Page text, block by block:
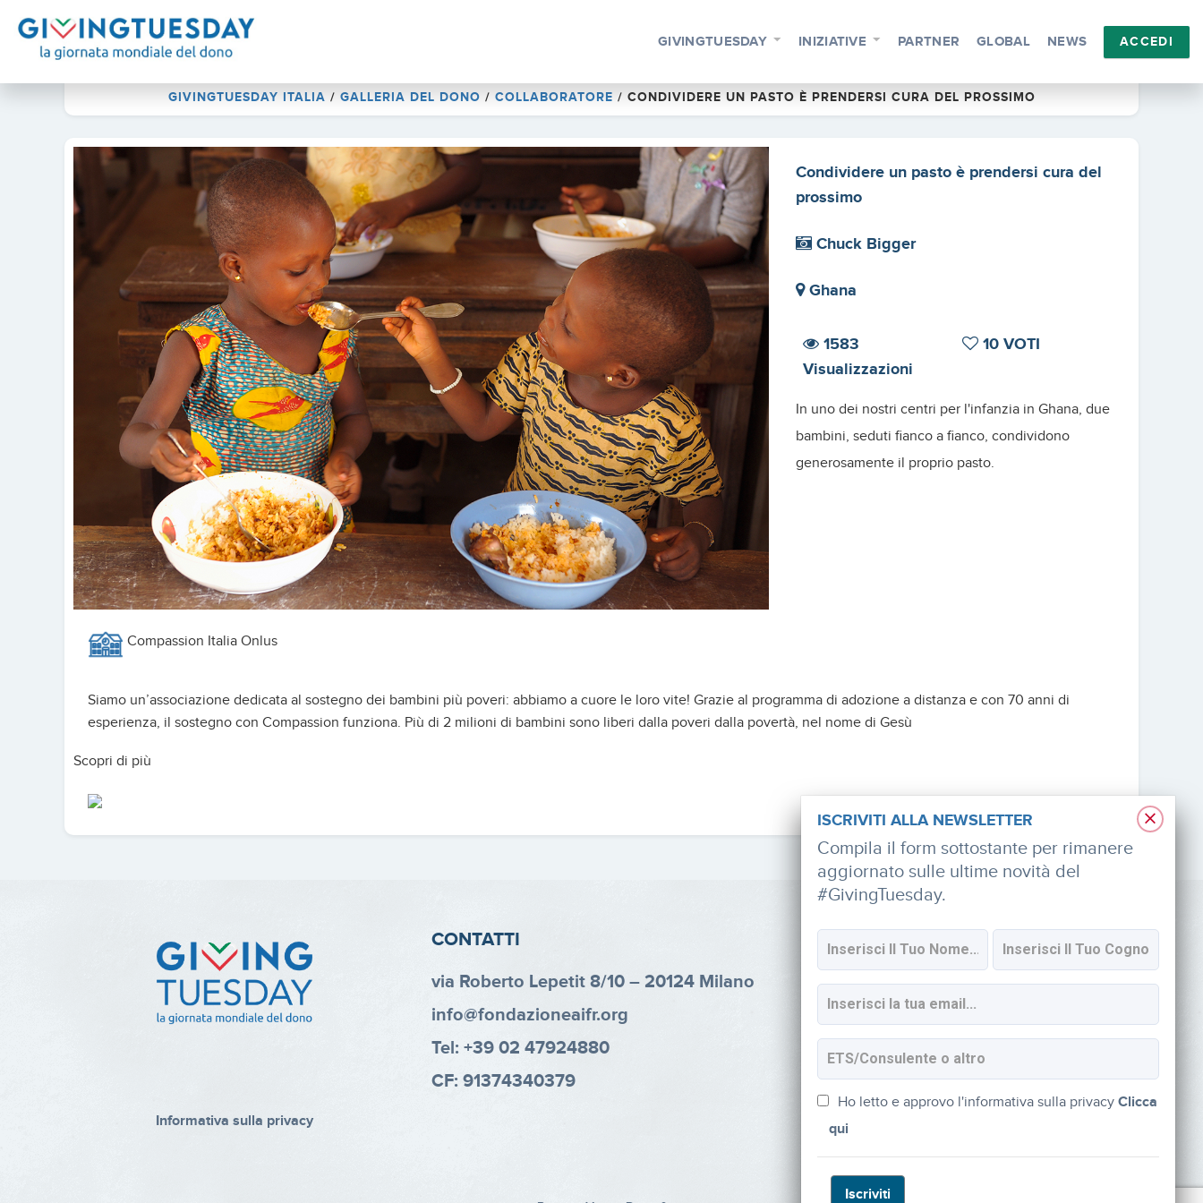
GIVINGTUESDAY INIZIATIVE PARTNER GLOBAL NEWS ACCEDI
GIVINGTUESDAY ITALIA / GALLERIA DEL DONO / COLLABORATORE / CONDIVIDERE UN PASTO È PRENDERSI CURA DEL PROSSIMO
Condividere un pasto è prendersi cura del
prossimo
Chuck Bigger
Ghana
1583
Visualizzazioni
10 VOTI
In uno dei nostri centri per l'infanzia in Ghana, due
bambini, seduti fianco a fianco, condividono
generosamente il proprio pasto.
Compassion Italia Onlus
Siamo un’associazione dedicata al sostegno dei bambini più poveri: abbiamo a cuore le loro vite! Grazie al programma di adozione a distanza e con 70 anni di
esperienza, il sostegno con Compassion funziona. Più di 2 milioni di bambini sono liberi dalla poveri dalla povertà, nel nome di Gesù
Scopri di più
Informativa sulla privacy
CONTATTI
via Roberto Lepetit 8/10 – 20124 Milano
info@fondazioneaifr.org
Tel: +39 02 47924880
CF: 91374340379
SOCIAL
Iscriviti alla newsletter
×
ISCRIVITI ALLA NEWSLETTER
Compila il form sottostante per rimanere
aggiornato sulle ultime novità del
#GivingTuesday.
Ho letto e approvo l'informativa sulla privacyClicca
qui
Iscriviti